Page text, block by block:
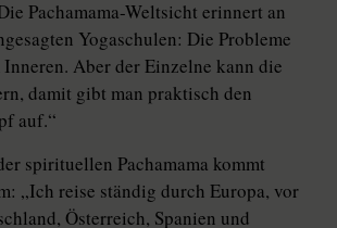
Pachamama-Weltsicht erinnert an
Yogaschulen: Die Probleme
Aber der Einzelne kann die
damit gibt man praktisch den
auf.“
spirituellen Pa­cha­mama kommt
„Ich reise ständig durch Europa, vor
Österreich, Spanien und